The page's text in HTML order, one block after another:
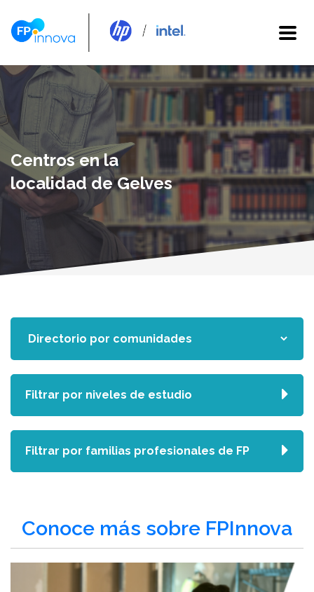
Centros en la
localidad de Gelves
Conoce más sobre FPInnova
Filtrar por niveles de estudio
Filtrar por familias profesionales de FP